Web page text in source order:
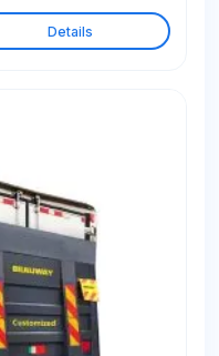
Details